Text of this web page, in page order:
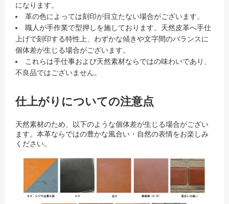
になります。
革の色によっては刻印が目立たない場合がございます。
職人が手作業で型押しを施しております。天然皮革へ手仕
上げで刻印する特性上、わずかな傾きや文字間のバランスに
個体差が生じる場合がございます。
これらは手仕事および天然素材ならではの味わいであり、
不良品ではございません。
仕上がりについての注意点
天然素材のため、以下のような個体差が生じる場合がござい
ます。本革ならではの豊かな風合い・自然の表情をお楽しみ
ください。